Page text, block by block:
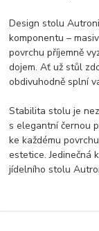
Design stolu
komponentu –
povrchu příjemně
dojem. Ať už stůl
obdivuhodně splní
Stabilita stolu je
s elegantní černou
ke každému
estetice. Jedinečná
jídelního stolu